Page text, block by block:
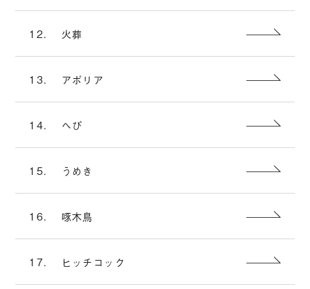
12. 火葬
13. アポリア
14. へび
15. うめき
16. 啄木鳥
17. ヒッチコック